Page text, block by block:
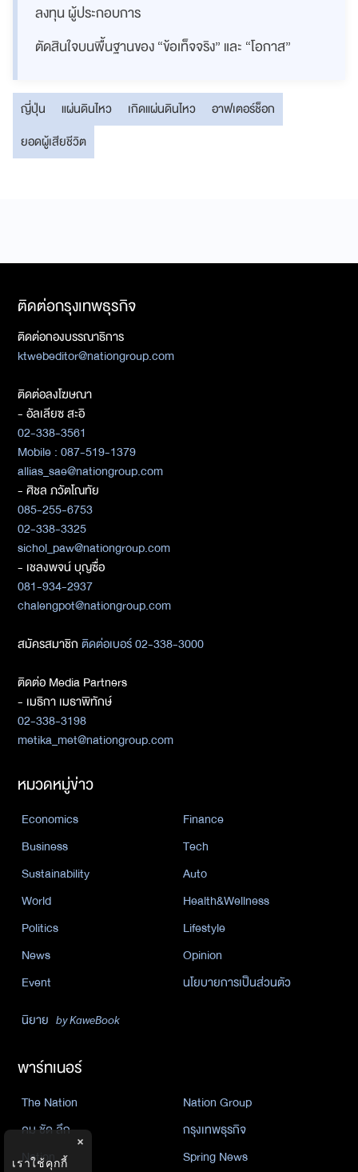
ลงทุน ผู้ประกอบการ
ตัดสินใจบนพื้นฐานของ “ข้อเท็จจริง” และ “โอกาส”
ญี่ปุ่น แผ่นดินไหว เกิดแผ่นดินไหว
อาฟเตอร์ช็อก
ยอดผู้เสียชีวิต
ติดต่อกรุงเทพธุรกิจ
ติดต่อกองบรรณาธิการ
ktwebeditor@nationgroup.com
ติดต่อลงโฆษณา
- อัลเลียซ สะอิ
02-338-3561
Mobile : 087-519-1379
allias_sae@nationgroup.com
- ศิชล ภวัตโณทัย
085-255-6753
02-338-3325
sichol_paw@nationgroup.com
- เชลงพจน์ บุญซื่อ
081-934-2937
chalengpot@nationgroup.com
สมัครสมาชิกติดต่อเบอร์ 02-338-3000
ติดต่อ Media Partners
- เมธิกา เมธาพิทักษ์
02-338-3198
metika_met@nationgroup.com
หมวดหมู่ข่าว
Economics
Finance
Business
Tech
Sustainability
Auto
World
Health&Wellness
Politics
Lifestyle
News
Opinion
Event
นโยบายการเป็นส่วนตัว
นิยาย by KaweBook
พาร์ทเนอร์
The Nation
Nation Group
คม ชัด ลึก
กรุงเทพธุรกิจ
Nation
Spring News
×
เราใช้คุกกี้